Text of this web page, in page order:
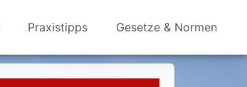
Praxistipps Gesetze & Normen